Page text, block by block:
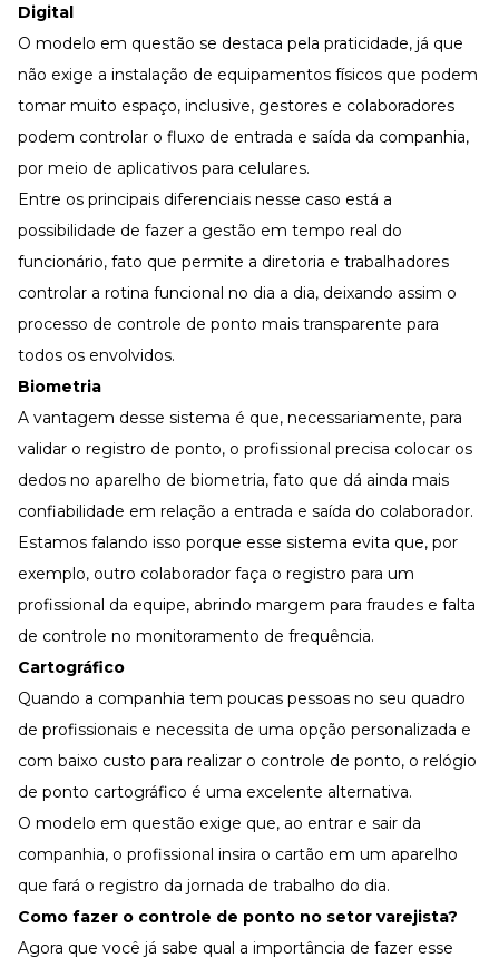
Digital
O modelo em questão se destaca pela praticidade, já que
não exige a instalação de equipamentos físicos que podem
tomar muito espaço, inclusive, gestores e colaboradores
podem controlar o fluxo de entrada e saída da companhia,
por meio de aplicativos para celulares.
Entre os principais diferenciais nesse caso está a
possibilidade de fazer a gestão em tempo real do
funcionário, fato que permite a diretoria e trabalhadores
controlar a rotina funcional no dia a dia, deixando assim o
processo de controle de ponto mais transparente para
todos os envolvidos.
Biometria
A vantagem desse sistema é que, necessariamente, para
validar o registro de ponto, o profissional precisa colocar os
dedos no aparelho de biometria, fato que dá ainda mais
confiabilidade em relação a entrada e saída do colaborador.
Estamos falando isso porque esse sistema evita que, por
exemplo, outro colaborador faça o registro para um
profissional da equipe, abrindo margem para fraudes e falta
de controle no monitoramento de frequência.
Cartográfico
Quando a companhia tem poucas pessoas no seu quadro
de profissionais e necessita de uma opção personalizada e
com baixo custo para realizar o controle de ponto, o relógio
de ponto cartográfico é uma excelente alternativa.
O modelo em questão exige que, ao entrar e sair da
companhia, o profissional insira o cartão em um aparelho
que fará o registro da jornada de trabalho do dia.
Como fazer o controle de ponto no setor varejista?
Agora que você já sabe qual a importância de fazer esse